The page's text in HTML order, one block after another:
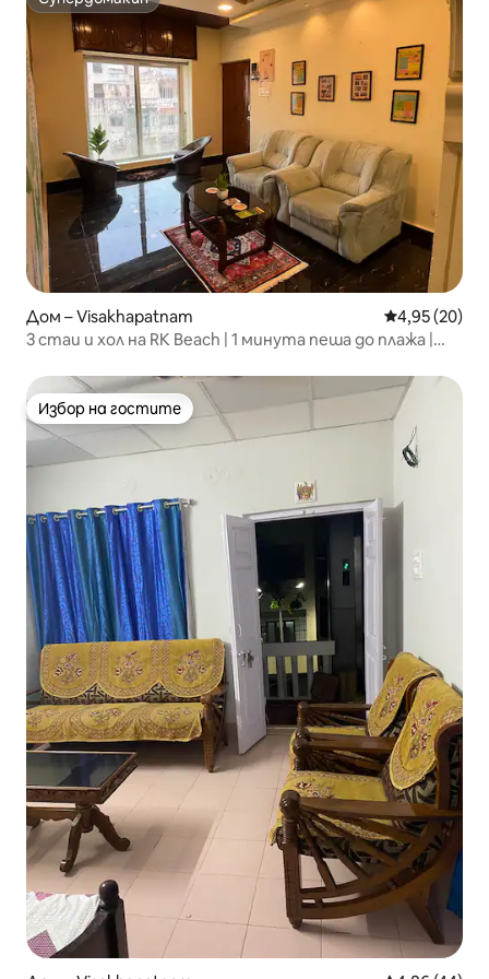
Супердомакин
Дом – Visakhapatnam Средна
4,95 (20)
3 стаи и хол на RK Beach | 1 минута пеша до плажа |
Избор на гостите
Избор на гостите